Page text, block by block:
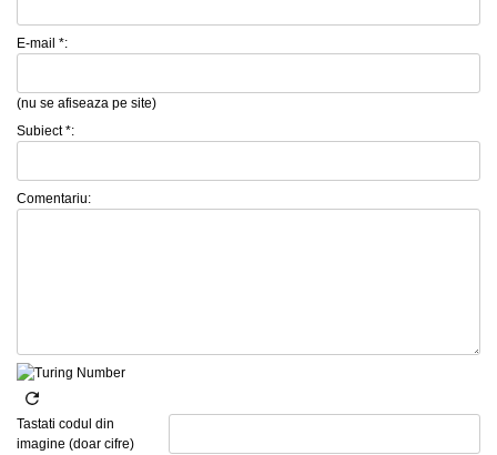
E-mail *:
(nu se afiseaza pe site)
Subiect *:
Comentariu:
Tastati codul din
imagine (doar cifre)